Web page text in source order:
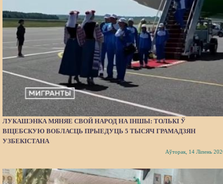
ЛУКАШЭНКА МЯНЯЕ СВОЙ НАРОД НА ІНШЫ: ТОЛЬКІ Ў
ВІЦЕБСКУЮ ВОБЛАСЦЬ ПРЫЕДУЦЬ 5 ТЫСЯЧ ГРАМАДЗЯН
УЗБЕКІСТАНА
Аўторак, 14 Ліпень